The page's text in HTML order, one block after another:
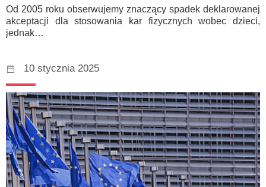
Od 2005 roku obserwujemy znaczący spadek deklarowanej
akceptacji dla stosowania kar fizycznych wobec dzieci,
jednak…
10 stycznia 2025